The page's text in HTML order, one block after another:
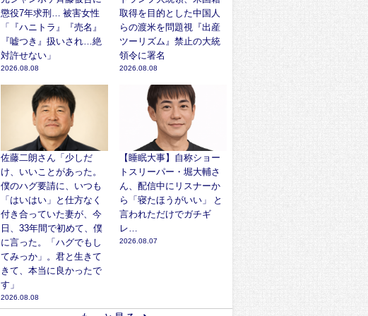
懲役7年求刑… 被害女性
「『ハニトラ』『売名』
『嘘つき』扱いされ…絶
対許せない」
2026.08.08
取得を目的とした中国人
らの渡米を問題視『出産
ツーリズム』禁止の大統
領令に署名
2026.08.08
佐藤二朗さん「少しだ
け、いいことがあった。
僕のハグ要請に、いつも
「はいはい」と仕方なく
付き合っていた妻が、今
日、33年間で初めて、僕
に言った。「ハグでもし
てみっか」。君と生きて
きて、本当に良かったで
す」
2026.08.08
【睡眠大事】自称ショー
トスリーパー・堀大輔さ
ん、配信中にリスナーか
ら「寝たほうがいい」 と
言われただけでガチギ
レ…
2026.08.07